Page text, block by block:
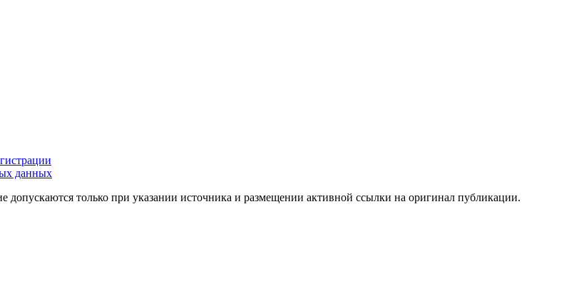
данных
только при указании источника и размещении активной ссылки на оригинал публикации.